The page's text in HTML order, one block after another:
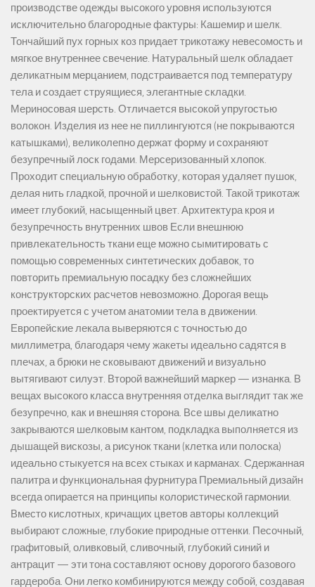
производстве одежды высокого уровня используются
исключительно благородные фактуры: Кашемир и шелк.
Тончайший пух горных коз придает трикотажу невесомость и
мягкое внутреннее свечение. Натуральный шелк обладает
деликатным мерцанием, подстраивается под температуру
тела и создает струящиеся, элегантные складки.
Мериносовая шерсть. Отличается высокой упругостью
волокон. Изделия из нее не пиллингуются (не покрываются
катышками), великолепно держат форму и сохраняют
безупречный лоск годами. Мерсеризованный хлопок.
Проходит специальную обработку, которая удаляет пушок,
делая нить гладкой, прочной и шелковистой. Такой трикотаж
имеет глубокий, насыщенный цвет. Архитектура кроя и
безупречность внутренних швов Если внешнюю
привлекательность ткани еще можно сымитировать с
помощью современных синтетических добавок, то
повторить премиальную посадку без сложнейших
конструкторских расчетов невозможно. Дорогая вещь
проектируется с учетом анатомии тела в движении.
Европейские лекала выверяются с точностью до
миллиметра, благодаря чему жакеты идеально садятся в
плечах, а брюки не сковывают движений и визуально
вытягивают силуэт. Второй важнейший маркер — изнанка. В
вещах высокого класса внутренняя отделка выглядит так же
безупречно, как и внешняя сторона. Все швы деликатно
закрываются шелковым кантом, подкладка выполняется из
дышащей вискозы, а рисунок ткани (клетка или полоска)
идеально стыкуется на всех стыках и карманах. Сдержанная
палитра и функциональная фурнитура Премиальный дизайн
всегда опирается на принципы колористической гармонии.
Вместо кислотных, кричащих цветов авторы коллекций
выбирают сложные, глубокие природные оттенки. Песочный,
графитовый, оливковый, сливочный, глубокий синий и
антрацит — эти тона составляют основу дорогого базового
гардероба. Они легко комбинируются между собой, создавая